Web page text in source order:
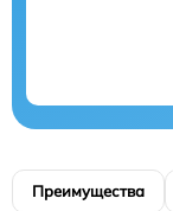
Преимущества